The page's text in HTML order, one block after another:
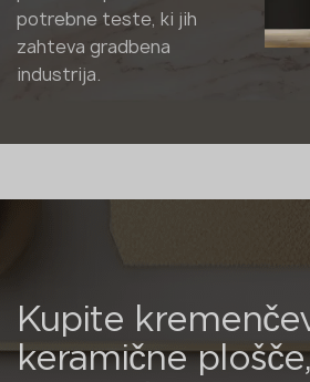
potrebne teste, ki jih
zahteva gradbena
industrija.
Kupite
keramične